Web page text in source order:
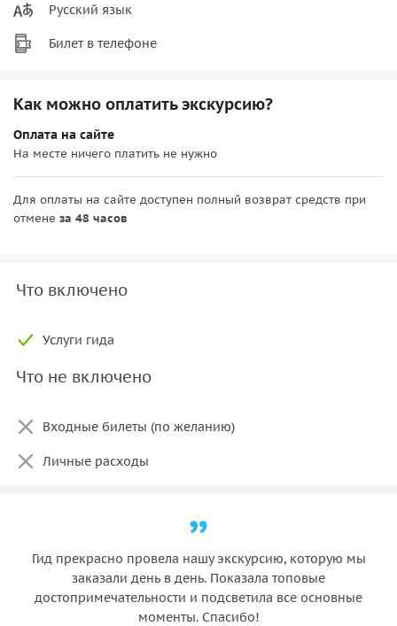
Русский язык
Билет в телефоне
Как можно оплатить экскурсию?
Оплата на сайте
На месте ничего платить не нужно
Для оплаты на сайте доступен полный возврат средств при
отмене за 48 часов
Что включено
Услуги гида
Что не включено
Входные билеты (по желанию)
Личные расходы
Гид прекрасно провела нашу экскурсию, которую мы
заказали день в день. Показала топовые
достопримечательности и подсветила все основные
моменты. Спасибо!